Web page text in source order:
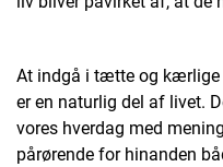
At indgå i tætte og kærlige
er en naturlig del af livet.
vores hverdag med
pårørende for hinanden